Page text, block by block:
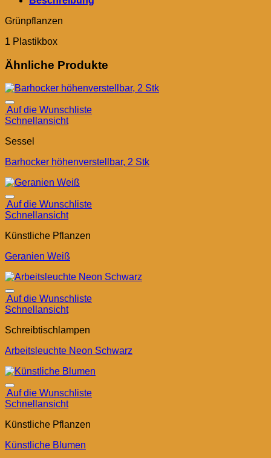
Grünpflanzen
1 Plastikbox
Ähnliche Produkte
Auf die Wunschliste
Schnellansicht
Sessel
Barhocker höhenverstellbar, 2 Stk
Auf die Wunschliste
Schnellansicht
Künstliche Pflanzen
Geranien Weiß
Auf die Wunschliste
Schnellansicht
Schreibtischlampen
Arbeitsleuchte Neon Schwarz
Auf die Wunschliste
Schnellansicht
Künstliche Pflanzen
Künstliche Blumen